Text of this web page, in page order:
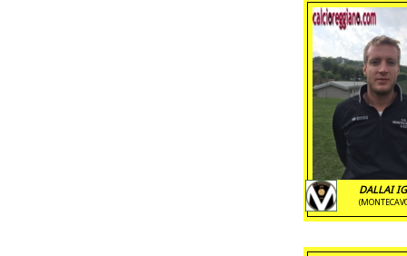
DALLAI